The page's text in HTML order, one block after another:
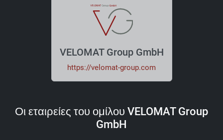
VELOMAT Group GmbH
https://velomat-group.com
Οι εταιρείες του ομίλου VELOMAT Group
GmbH